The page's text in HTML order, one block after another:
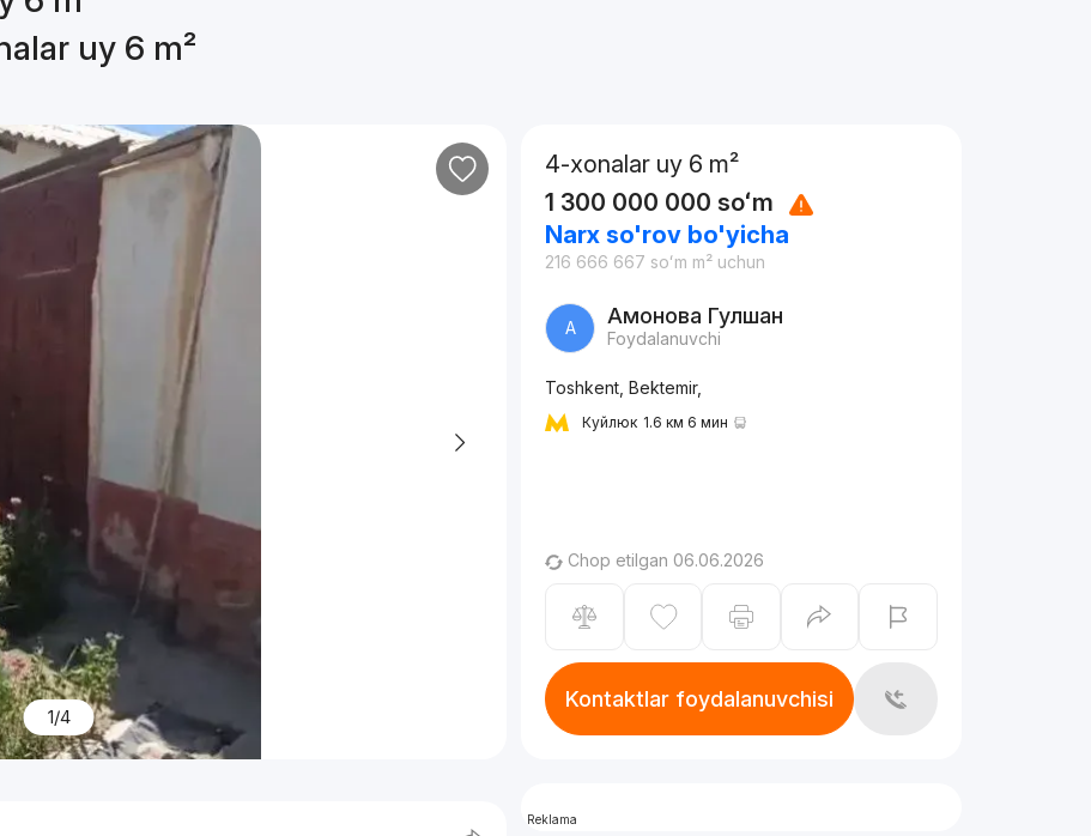
uy 6 m²
1/4
4-xonalar uy 6 m²
1 300 000 000 soʻm
Narx so'rov bo'yicha
216 666 667 soʻm m² uchun
А Амонова Гулшан
Foydalanuvchi
Toshkent, Bektemir,
Куйлюк 1.6 км 6 мин
Chop etilgan 06.06.2026
Kontaktlar foydalanuvchisi
Reklama